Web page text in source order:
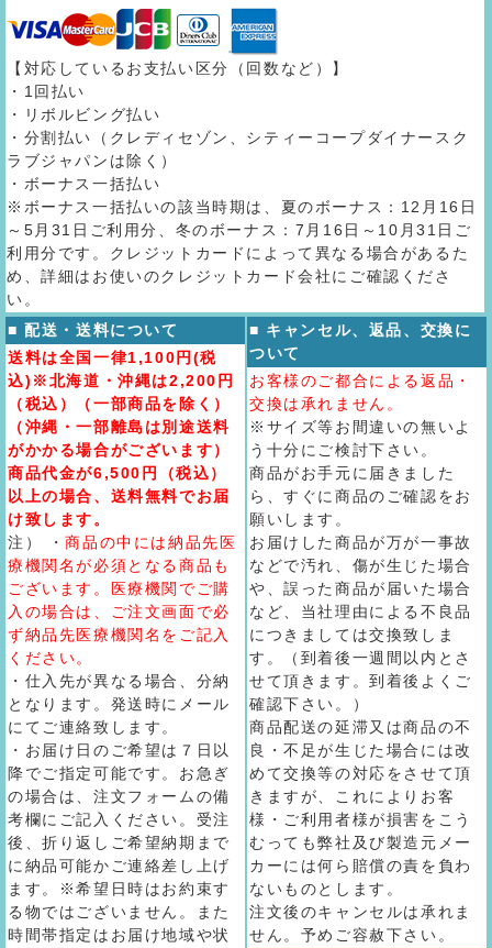
【対応しているお支払い区分（回数など）】
・1回払い
・リボルビング払い
・分割払い（クレディセゾン、シティーコープダイナースク
ラブジャパンは除く）
・ボーナス一括払い
※ボーナス一括払いの該当時期は、夏のボーナス：12月16日
～5月31日ご利用分、冬のボーナス：7月16日～10月31日ご
利用分です。クレジットカードによって異なる場合があるた
め、詳細はお使いのクレジットカード会社にご確認くださ
い。
■ 配送・送料について
送料は全国一律1,100円(税
込)※北海道・沖縄は2,200円
（税込）（一部商品を除く）
（沖縄・一部離島は別途送料
がかかる場合がございます）
商品代金が6,500円（税込）
以上の場合、送料無料でお届
け致します。
注） ・商品の中には納品先医
療機関名が必須となる商品も
ございます。医療機関でご購
入の場合は、ご注文画面で必
ず納品先医療機関名をご記入
ください。
・仕入先が異なる場合、分納
となります。発送時にメール
にてご連絡致します。
・お届け日のご希望は７日以
降でご指定可能です。お急ぎ
の場合は、注文フォームの備
考欄にご記入ください。受注
後、折り返しご希望納期まで
に納品可能かご連絡差し上げ
ます。※希望日時はお約束す
る物ではございません。また
時間帯指定はお届け地域や状
■ キャンセル、返品、交換に
ついて
お客様のご都合による返品・
交換は承れません。
※サイズ等お間違いの無いよ
う十分にご検討下さい。
商品がお手元に届きました
ら、すぐに商品のご確認をお
願いします。
お届けした商品が万が一事故
などで汚れ、傷が生じた場合
や、誤った商品が届いた場合
など、当社理由による不良品
につきましては交換致しま
す。（到着後一週間以内とさ
せて頂きます。到着後よくご
確認下さい。）
商品配送の延滞又は商品の不
良・不足が生じた場合には改
めて交換等の対応をさせて頂
きますが、これによりお客
様・ご利用者様が損害をこう
むっても弊社及び製造元メー
カーには何ら賠償の責を負わ
ないものとします。
注文後のキャンセルは承れま
せん。予めご容赦下さい。